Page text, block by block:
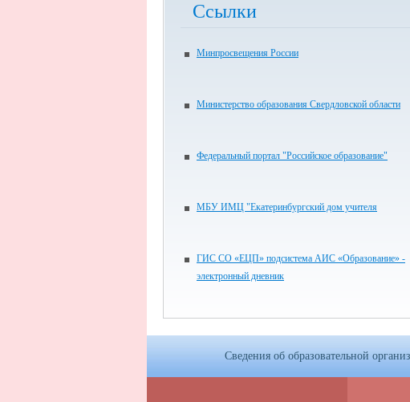
Ссылки
Минпросвещения России
Министерство образования Свердловской области
Федеральный портал "Российское образование"
МБУ ИМЦ "Екатеринбургский дом учителя
ГИС СО «ЕЦП» подсистема АИС «Образование» -
электронный дневник
Сведения об образовательной